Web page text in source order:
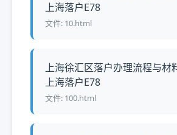
上海落户E78
文件: 10.html
上海徐汇区落户办理流程与材
上海落户E78
文件: 100.html